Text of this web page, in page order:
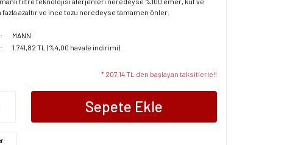
azaltır ve ince tozu neredeyse tamamen önler.
MANN
1.741,82 TL (%4,00 havale indirimi)
* 207,14 TL den başlayan taksitlerle!!
Sepete Ekle